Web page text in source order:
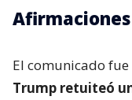
El comunicado
Trump retuiteó